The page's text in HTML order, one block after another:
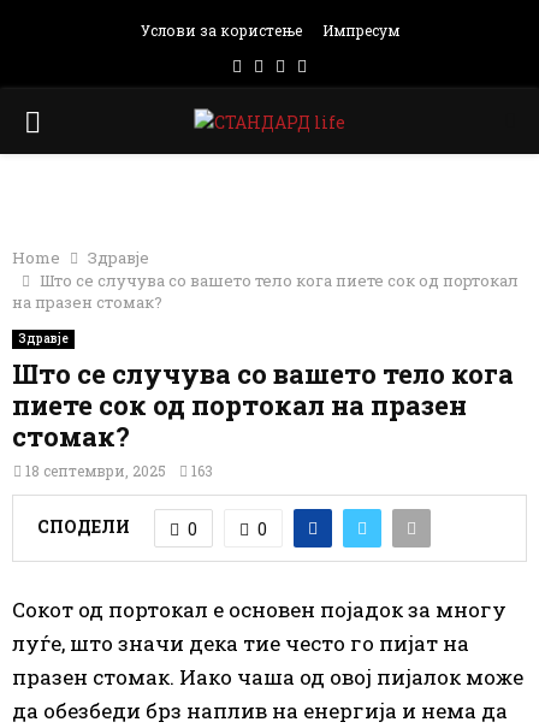
Услови за користење Импресум
Facebook
Instagram
Email
PRIMARY
Home
Здравје
Што се случува со вашето тело кога пиете сок од портокал
на празен стомак?
Здравје
Што се случува со вашето тело кога
пиете сок од портокал на празен
стомак?
18 септември, 2025 163
СПОДЕЛИ 0 0
Сокот од портокал е основен појадок за многу
луѓе, што значи дека тие често го пијат на
празен стомак. Иако чаша од овој пијалок може
да обезбеди брз наплив на енергија и нема да